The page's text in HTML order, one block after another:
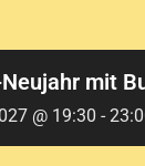
mit
@ 19:30 -